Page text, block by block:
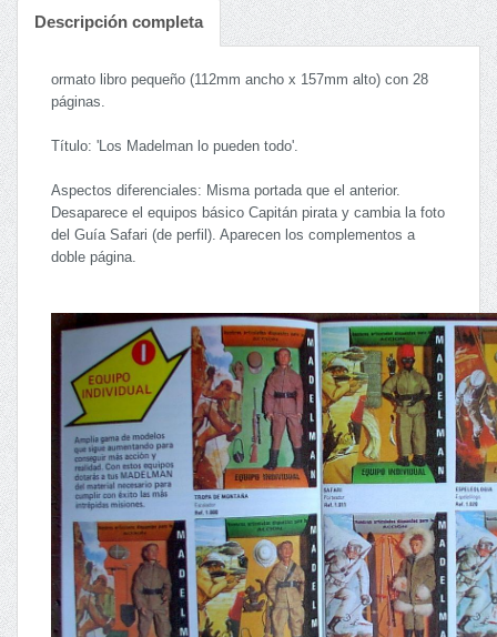
Descripción completa
ormato libro pequeño (112mm ancho x 157mm alto) con 28
páginas.
Título: 'Los Madelman lo pueden todo'.
Aspectos diferenciales: Misma portada que el anterior.
Desaparece el equipos básico Capitán pirata y cambia la foto
del Guía Safari (de perfil). Aparecen los complementos a
doble página.